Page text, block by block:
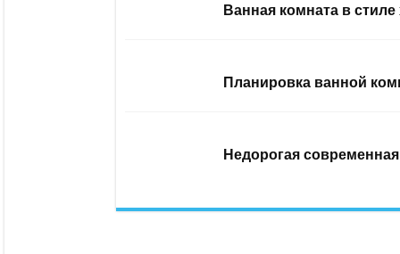
Ванная комната в стиле
Планировка ванной
Недорогая